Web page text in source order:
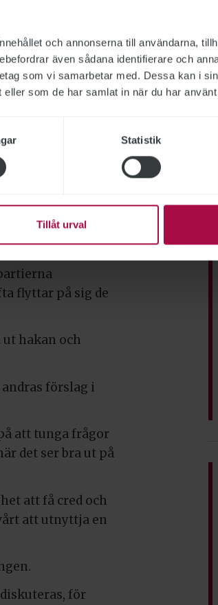
och annonserna till användarna,
även sådana identifierare och
som vi samarbetar med. Dessa kan i
som de har samlat in när du har
Statistik
Tillåt urval
gäller vinster i
är det
samtalet
påverkats av
bemöter sina
få en skada som
vara att den
flyttar på sig de
hakan och
förslag i
att tunga frågor
det ser bra ut på
att få cred och
att utnyttja en
för